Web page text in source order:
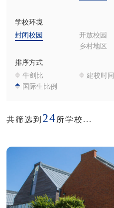
学校环境
封闭校园
开放校园
乡村地区
排序方式
牛剑比
建校时间
国际生比例
共筛选到 24所学校...